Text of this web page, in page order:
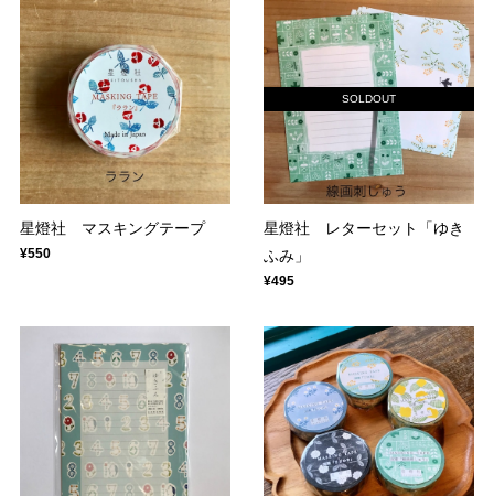
星燈社 マスキングテープ
¥550
SOLDOUT
星燈社 レターセット「ゆき
ふみ」
¥495